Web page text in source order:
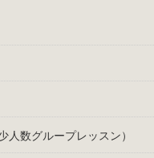
数グループレッスン）